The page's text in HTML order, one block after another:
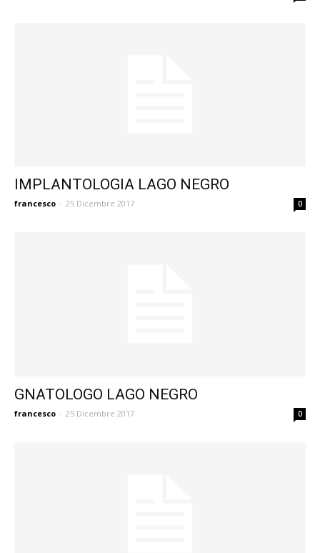
IMPLANTOLOGIA LAGO NEGRO
francesco - 25 Dicembre 2017 0
GNATOLOGO LAGO NEGRO
francesco - 25 Dicembre 2017 0